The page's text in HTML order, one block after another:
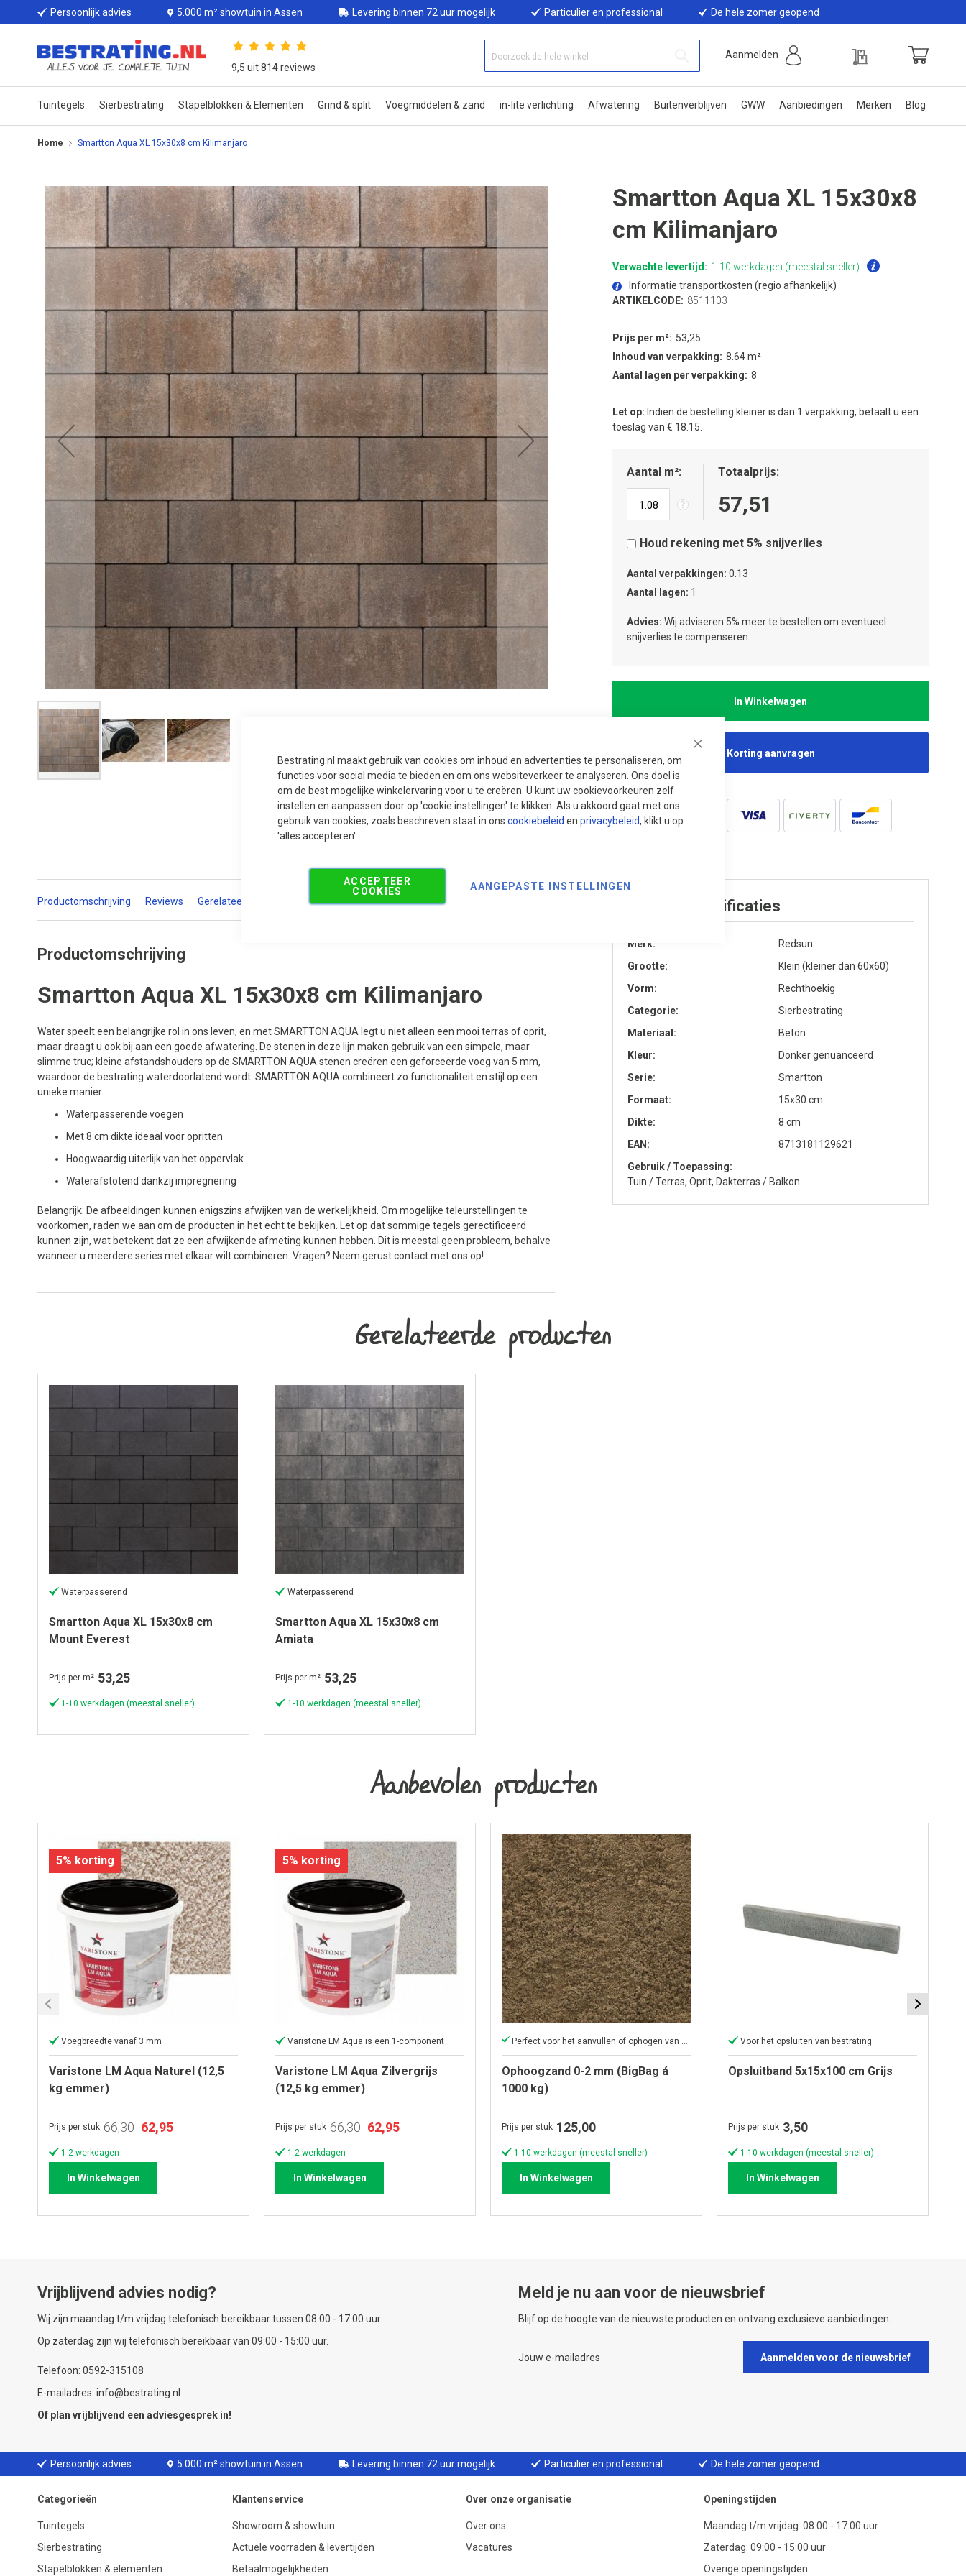
Bestrating.nl maakt gebruik van cookies om inhoud en advertenties te personaliseren, om
functies voor social media te bieden en om ons websiteverkeer te analyseren. Ons doel is
om de best mogelijke winkelervaring voor u te creëren. U kunt uw cookievoorkeuren zelf
instellen en aanpassen door op 'cookie instellingen' te klikken. Als u akkoord gaat met ons
gebruik van cookies, zoals beschreven staat in ons cookiebeleid en privacybeleid, klikt u op
'alles accepteren'
ACCEPTEER
COOKIES
AANGEPASTE INSTELLINGEN
Persoonlijk advies 5.000 m² showtuin in Assen Levering binnen 72 uur mogelijk Particulier en professional De hele zomer geopend
9,5 uit 814 reviews
Aanmelden
Tuintegels Sierbestrating Stapelblokken & Elementen Grind & split Voegmiddelen & zand in-lite verlichting Afwatering Buitenverblijven GWW Aanbiedingen Merken Blog
Home Smartton Aqua XL 15x30x8 cm Kilimanjaro
Ga
naar
het
einde
de
afbeeldingen-
Smartton Aqua XL 15x30x8
cm Kilimanjaro
Verwachte levertijd: 1-10 werkdagen (meestal sneller)
Informatie transportkosten (regio afhankelijk)
ARTIKELCODE: 8511103
Prijs per m²
53,25
Inhoud van verpakking
8.64 m²
Aantal lagen per verpakking
8
Let op: Indien de bestelling kleiner is dan 1 verpakking, betaalt u een
toeslag van € 18.15.
Aantal m² Totaalprijs
57,51
Houd rekening met 5% snijverlies
Aantal verpakkingen 0.13
Aantal lagen 1
Advies: Wij adviseren 5% meer te bestellen om eventueel
snijverlies te compenseren.
In Winkelwagen
Korting aanvragen
Productomschrijving Reviews Gerelateerde producten Aanbevolen producten
Productomschrijving
Smartton Aqua XL 15x30x8 cm Kilimanjaro
Water speelt een belangrijke rol in ons leven, en met SMARTTON AQUA legt u niet alleen een mooi terras of oprit,
maar draagt u ook bij aan een goede afwatering. De stenen in deze lijn maken gebruik van een simpele, maar
slimme truc; kleine afstandshouders op de SMARTTON AQUA stenen creëren een geforceerde voeg van 5 mm,
waardoor de bestrating waterdoorlatend wordt. SMARTTON AQUA combineert zo functionaliteit en stijl op een
unieke manier.
Waterpasserende voegen
Met 8 cm dikte ideaal voor opritten
Hoogwaardig uiterlijk van het oppervlak
Waterafstotend dankzij impregnering
Belangrijk: De afbeeldingen kunnen enigszins afwijken van de werkelijkheid. Om mogelijke teleurstellingen te
voorkomen, raden we aan om de producten in het echt te bekijken. Let op dat sommige tegels gerectificeerd
kunnen zijn, wat betekent dat ze een afwijkende afmeting kunnen hebben. Dit is meestal geen probleem, behalve
wanneer u meerdere series met elkaar wilt combineren. Vragen? Neem gerust contact met ons op!
Product specificaties
Merk
Redsun
Grootte
Klein (kleiner dan 60x60)
Vorm
Rechthoekig
Categorie
Sierbestrating
Materiaal
Beton
Kleur
Donker genuanceerd
Serie
Smartton
Formaat
15x30 cm
Dikte
8 cm
EAN
8713181129621
Gebruik / Toepassing
Tuin / Terras, Oprit, Dakterras / Balkon
Gerelateerde producten
Waterpasserend
Smartton Aqua XL 15x30x8 cm
Mount Everest
Prijs per m² 53,25
1-10 werkdagen (meestal sneller)
Waterpasserend
Smartton Aqua XL 15x30x8 cm
Amiata
Prijs per m² 53,25
1-10 werkdagen (meestal sneller)
Aanbevolen producten
5% korting
Voegbreedte vanaf 3 mm
Varistone LM Aqua Naturel (12,5
kg emmer)
Prijs per stuk 66,30 Speciale
62,95
1-2 werkdagen
In Winkelwagen
5% korting
Varistone LM Aqua is een 1-component
Varistone LM Aqua Zilvergrijs
(12,5 kg emmer)
Prijs per stuk 66,30 Speciale
62,95
1-2 werkdagen
In Winkelwagen
Ophoogzand 0-2 mm (BigBag á
1000 kg)
Prijs per stuk 125,00
1-10 werkdagen (meestal sneller)
In Winkelwagen
Voor het opsluiten van bestrating
Opsluitband 5x15x100 cm Grijs
Prijs per stuk 3,50
1-10 werkdagen (meestal sneller)
In Winkelwagen
Vrijblijvend advies nodig?
Wij zijn maandag t/m vrijdag telefonisch bereikbaar tussen 08:00 - 17:00 uur.
Op zaterdag zijn wij telefonisch bereikbaar van 09:00 - 15:00 uur.
Telefoon: 0592-315108
E-mailadres: info@bestrating.nl
Of plan vrijblijvend een adviesgesprek in!
Meld je nu aan voor de nieuwsbrief
Blijf op de hoogte van de nieuwste producten en ontvang exclusieve aanbiedingen.
Aanmelden voor de nieuwsbrief
Persoonlijk advies 5.000 m² showtuin in Assen Levering binnen 72 uur mogelijk Particulier en professional De hele zomer geopend
Categorieën
Tuintegels
Sierbestrating
Stapelblokken & elementen
Klantenservice
Showroom & showtuin
Actuele voorraden & levertijden
Betaalmogelijkheden
Over onze organisatie
Over ons
Vacatures
Openingstijden
Maandag t/m vrijdag: 08:00 - 17:00 uur
Zaterdag: 09:00 - 15:00 uur
Overige openingstijden